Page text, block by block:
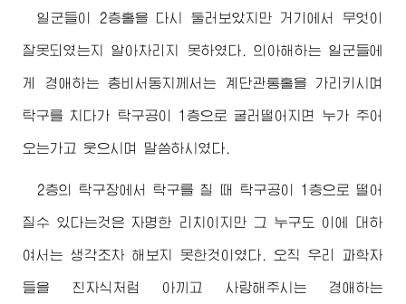
일군들이 2층홀을 다시 둘러보았지만 거기에서 무엇이
잘못되였는지 알아차리지 못하였다. 의아해하는 일군들에
게 경애하는 총비서동지 께서는 계단관통홀을 가리키시며
탁구를 치다가 탁구공이 1층으로 굴러떨어지면 누가 주어
오는가고 웃으시며 말씀하시였다.
2층의 탁구장에서 탁구를 칠 때 탁구공이 1층으로 떨어
질수 있다는것은 자명한 리치이지만 그 누구도 이에 대하
여서는 생각조차 해보지 못한것이였다. 오직 우리 과학자
들을 친자식처럼 아끼고 사랑해주시는 경애하는